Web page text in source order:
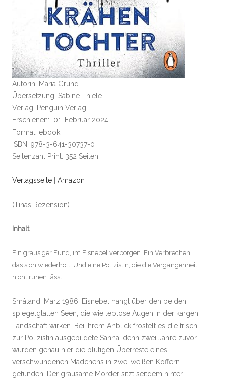
Autorin: Maria Grund
Übersetzung: Sabine Thiele
Verlag: Penguin Verlag
Erschienen: 01. Februar 2024
Format: ebook
ISBN: 978-3-641-30737-0
Seitenzahl Print: 352 Seiten
Verlagsseite Amazon
(Tinas Rezension)
Inhalt
Ein grausiger Fund, im Eisnebel verborgen. Ein Verbrechen,
das sich wiederholt. Und eine Polizistin, die die Vergangenheit
nicht ruhen lässt.
Småland, März 1986. Eisnebel hängt über den beiden
spiegelglatten Seen, die wie leblose Augen in der kargen
Landschaft wirken. Bei ihrem Anblick fröstelt es die frisch
zur Polizistin ausgebildete Sanna, denn zwei Jahre zuvor
wurden genau hier die blutigen Überreste eines
verschwundenen Mädchens in zwei weißen Koffern
gefunden. Der grausame Mörder sitzt seitdem hinter